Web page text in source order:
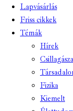
Lapvásárlás
Friss cikkek
Témák
Hírek
Fizika
Kiemelt